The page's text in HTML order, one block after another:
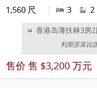
1,560 尺 | 3 2
香港岛薄扶林3房
利斯苏富比
售价 售 $3,200 万元